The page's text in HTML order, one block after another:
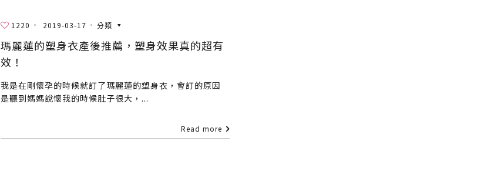
1220 2019-03-17 分類
瑪麗蓮的塑身衣產後推薦，塑身效果真的超有
效！
我是在剛懷孕的時候就訂了瑪麗蓮的塑身衣，會訂的原因
是聽到媽媽說懷我的時候肚子很大，...
Read more